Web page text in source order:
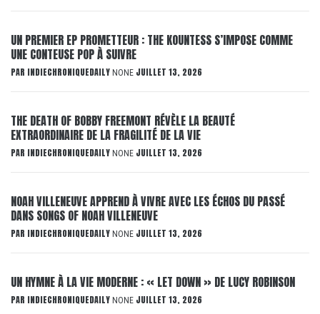
UN PREMIER EP PROMETTEUR : THE KOUNTESS S’IMPOSE COMME
UNE CONTEUSE POP À SUIVRE
PAR INDIECHRONIQUEDAILY NONE JUILLET 13, 2026
THE DEATH OF BOBBY FREEMONT RÉVÈLE LA BEAUTÉ
EXTRAORDINAIRE DE LA FRAGILITÉ DE LA VIE
PAR INDIECHRONIQUEDAILY NONE JUILLET 13, 2026
NOAH VILLENEUVE APPREND À VIVRE AVEC LES ÉCHOS DU PASSÉ
DANS SONGS OF NOAH VILLENEUVE
PAR INDIECHRONIQUEDAILY NONE JUILLET 13, 2026
UN HYMNE À LA VIE MODERNE : « LET DOWN » DE LUCY ROBINSON
PAR INDIECHRONIQUEDAILY NONE JUILLET 13, 2026